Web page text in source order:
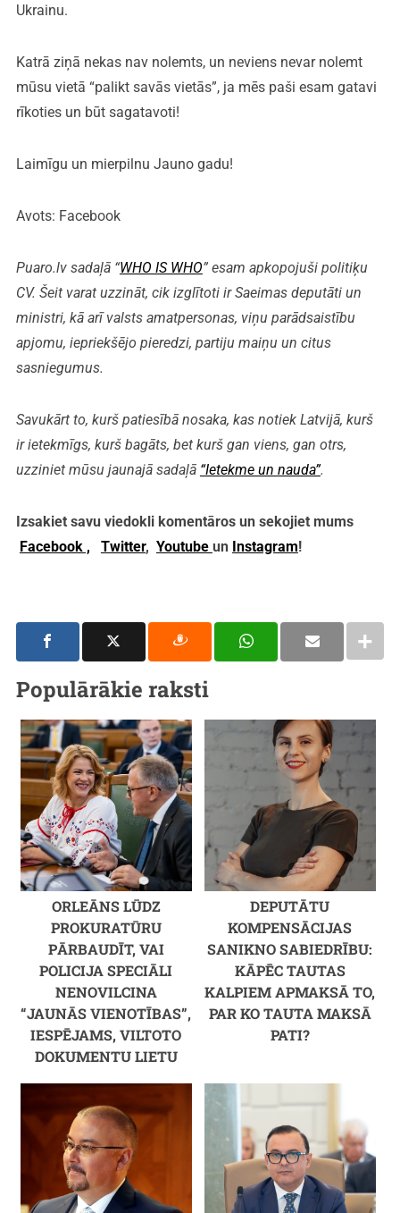
Ukrainu.
Katrā ziņā nekas nav nolemts, un neviens nevar nolemt
mūsu vietā “palikt savās vietās”, ja mēs paši esam gatavi
rīkoties un būt sagatavoti!
Laimīgu un mierpilnu Jauno gadu!
Avots: Facebook
Puaro.lv sadaļā “WHO IS WHO” esam apkopojuši politiķu
CV. Šeit varat uzzināt, cik izglītoti ir Saeimas deputāti un
ministri, kā arī valsts amatpersonas, viņu parādsaistību
apjomu, iepriekšējo pieredzi, partiju maiņu un citus
sasniegumus.
Savukārt to, kurš patiesībā nosaka, kas notiek Latvijā, kurš
ir ietekmīgs, kurš bagāts, bet kurš gan viens, gan otrs,
uzziniet mūsu jaunajā sadaļā “Ietekme un nauda”.
Izsakiet savu viedokli komentāros un sekojiet mums
Facebook ,
Twitter, Youtube un Instagram!
Populārākie raksti
ORLEĀNS LŪDZ
PROKURATŪRU
PĀRBAUDĪT, VAI
POLICIJA SPECIĀLI
NENOVILCINA
“JAUNĀS VIENOTĪBAS”,
IESPĒJAMS, VILTOTO
DOKUMENTU LIETU
DEPUTĀTU
KOMPENSĀCIJAS
SANIKNO SABIEDRĪBU:
KĀPĒC TAUTAS
KALPIEM APMAKSĀ TO,
PAR KO TAUTA MAKSĀ
PATI?